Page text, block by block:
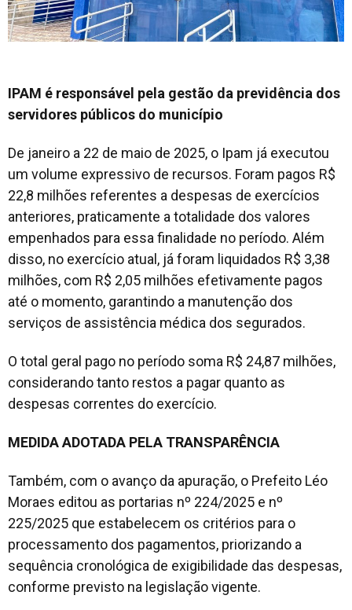
IPAM é responsável pela gestão da previdência dos
servidores públicos do município
De janeiro a 22 de maio de 2025, o Ipam já executou
um volume expressivo de recursos. Foram pagos R$
22,8 milhões referentes a despesas de exercícios
anteriores, praticamente a totalidade dos valores
empenhados para essa finalidade no período. Além
disso, no exercício atual, já foram liquidados R$ 3,38
milhões, com R$ 2,05 milhões efetivamente pagos
até o momento, garantindo a manutenção dos
serviços de assistência médica dos segurados.
O total geral pago no período soma R$ 24,87 milhões,
considerando tanto restos a pagar quanto as
despesas correntes do exercício.
MEDIDA ADOTADA PELA TRANSPARÊNCIA
Também, com o avanço da apuração, o Prefeito Léo
Moraes editou as portarias nº 224/2025 e nº
225/2025 que estabelecem os critérios para o
processamento dos pagamentos, priorizando a
sequência cronológica de exigibilidade das despesas,
conforme previsto na legislação vigente.